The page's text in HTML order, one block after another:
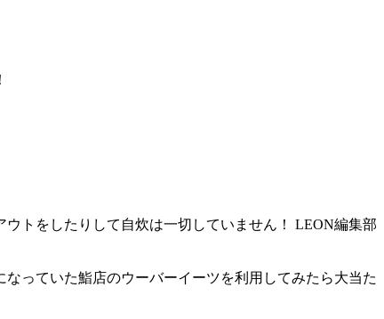
トをしたりして自炊は一切していません！ LEON編集部
っていた鮨店のウーバーイーツを利用してみたら大当た